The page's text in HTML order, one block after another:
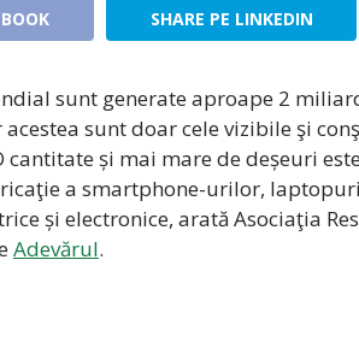
SHARE PE LINKEDIN
sunt generate aproape 2
sunt doar cele vizibile şi
și mai mare de deșeuri
a smartphone-urilor,
și electronice, arată Asociaţia
Adevărul.